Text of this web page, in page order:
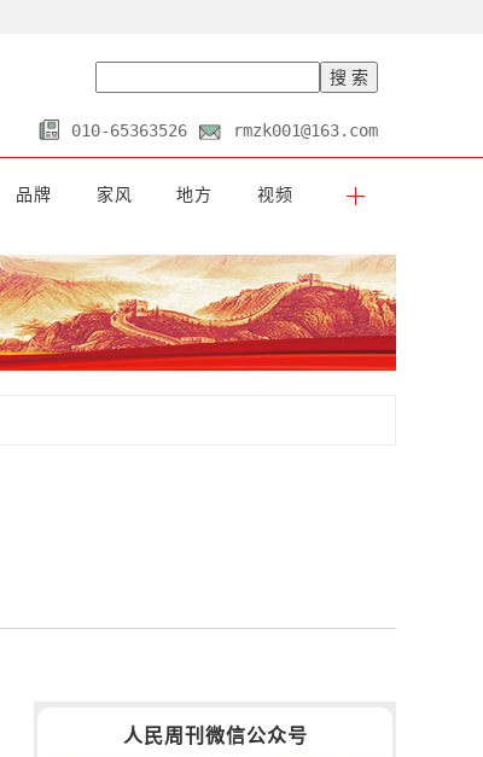
010-65363526 rmzk001@163.com
品牌 家风 地方 视频
人民周刊微信公众号